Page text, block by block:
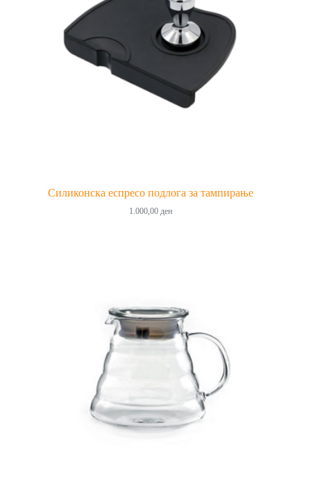
Силиконска еспресо подлога за тампирање
1.000,00ден